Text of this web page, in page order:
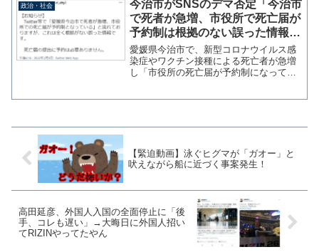
自体が人権上の問題がある...
政治・社会
今治市がSNSのデマ否定「今治市
で死者が急増、市役所で死亡届が
予約制は根拠のない誤った情報」
RAPT理論の陰謀説サイトが拡散
愛媛県今治市で、新型コロナウイルス感
染症やワクチン接種による死亡者が急増
し「市役所の死亡届が予約制になってい
【緊迫動画】泳ぐヒグマが「ガオー」と
吠えながら船に近づく事案発生！
高田延彦、外国人入国の全面停止に「後
手、コレも遅い」→大晦日に外国人招い
てRIZINやってたやん